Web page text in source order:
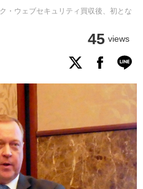
・ウェブセキュリティ買収後、初とな
45 views